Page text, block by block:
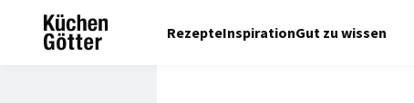
RezepteInspirationGut zu wissen